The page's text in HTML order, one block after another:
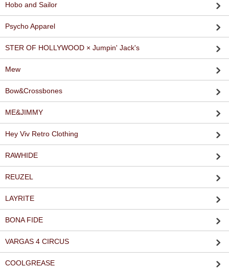
Hobo and Sailor
Psycho Apparel
STER OF HOLLYWOOD × Jumpin' Jack's
Mew
Bow&Crossbones
ME&JIMMY
Hey Viv Retro Clothing
RAWHIDE
REUZEL
LAYRITE
BONA FIDE
VARGAS 4 CIRCUS
COOLGREASE